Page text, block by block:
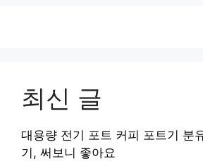
최신 글
대용량 전기 포트 커피 포트기 분
기, 써보니 좋아요